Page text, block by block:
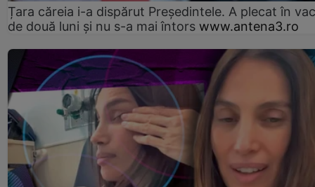
Țara căreia i-a dispărut Președintele. A plecat în
de două luni și nu s-a mai întors www.antena3.ro